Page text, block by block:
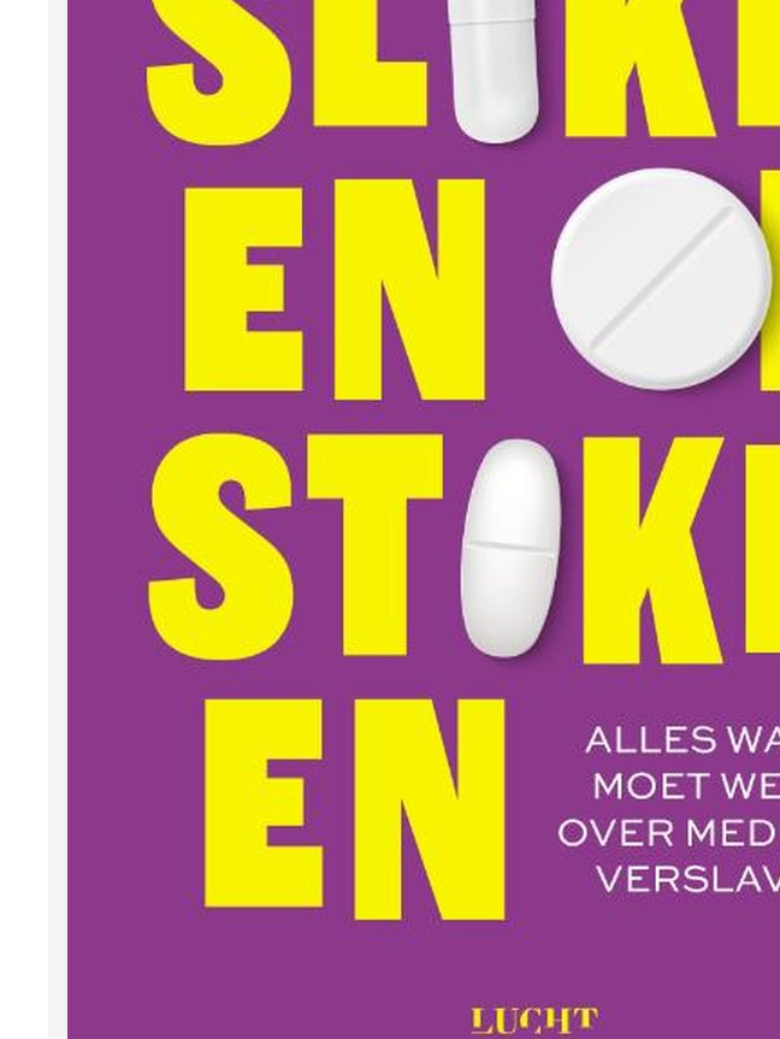
medicijnverslaving weinig
Meindert Inderwisch is
ook met een ernstige
combinatie maakt van
over een onderbelicht
Alles wat je
‘Op een dag kwam Bram
heel lief en vroeg:
Diverse Vlaamse
gealarmeerd gebeld toen
het kortingspasje van de
andere. Ik was niet alert
foeteren, was mijn vriend
voor mijzelf in petto had,
antwoordde: ‘ik durf het
‘Zal ik ernaar raden?’,
‘Graag’, antwoordde ik
‘Dertig?’ De verbazing